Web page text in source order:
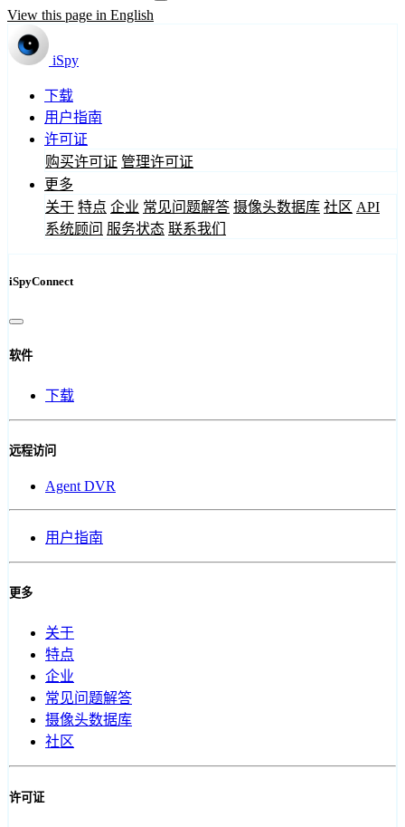
View this page in English
iSpy
下载
用户指南
许可证
购买许可证 管理许可证
更多
关于 特点 企业 常见问题解答 摄像头数据库 社区 API
系统顾问 服务状态 联系我们
iSpyConnect
软件
下载
远程访问
Agent DVR
用户指南
更多
关于
特点
企业
常见问题解答
摄像头数据库
社区
许可证